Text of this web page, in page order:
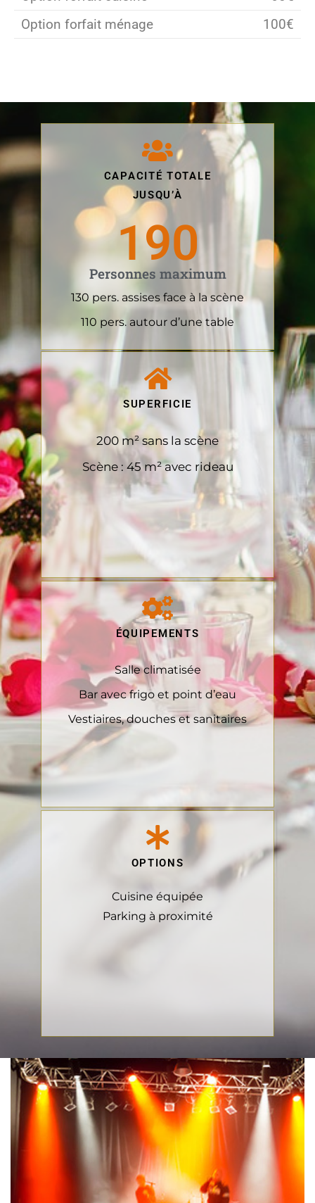
Option forfait ménage
100€
CAPACITÉ TOTALE
JUSQU’À
Personnes maximum
190
130 pers. assises face à la scène
110 pers. autour d’une table
SUPERFICIE
200 m² sans la scène
Scène : 45 m² avec rideau
ÉQUIPEMENTS
Salle climatisée
Bar avec frigo et point d’eau
Vestiaires, douches et sanitaires
OPTIONS
Cuisine équipée
Parking à proximité